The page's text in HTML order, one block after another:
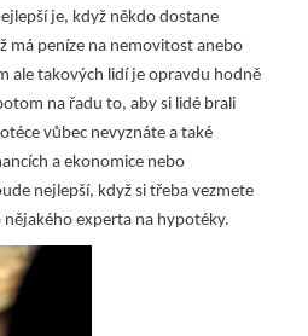
je, když někdo dostane
má peníze na nemovitost anebo
ale takových lidí je opravdu hodně
na řadu to, aby si lidé brali
vůbec nevyznáte a také
a ekonomice nebo
nejlepší, když si třeba vezmete
experta na hypotéky.